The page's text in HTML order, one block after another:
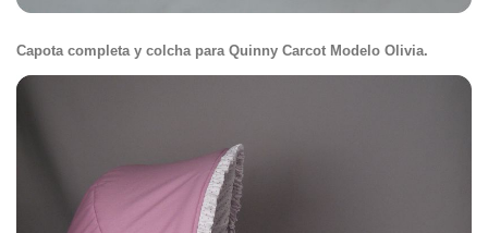
Capota completa y colcha para Quinny Carcot Modelo Olivia.